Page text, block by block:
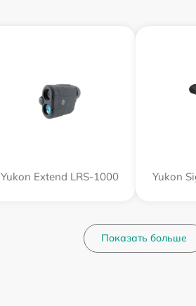
Yukon Extend LRS-1000 Yukon
Показать больше